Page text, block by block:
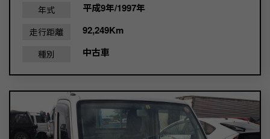
年式 平成9年/1997年
走行距離 92,249Km
種別 中古車